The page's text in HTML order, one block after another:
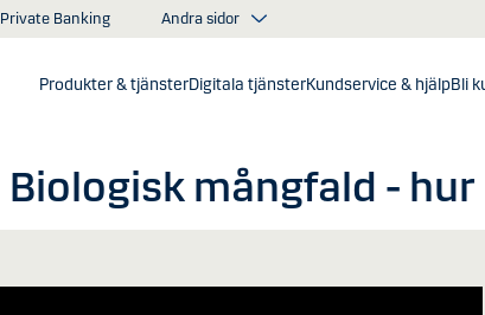
Private Banking Andra sidor
Produkter & tjänsterDigitala tjänsterKundservice & hjälpBli
Biologisk mångfald -